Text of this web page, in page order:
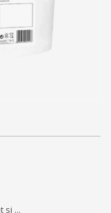
si ...